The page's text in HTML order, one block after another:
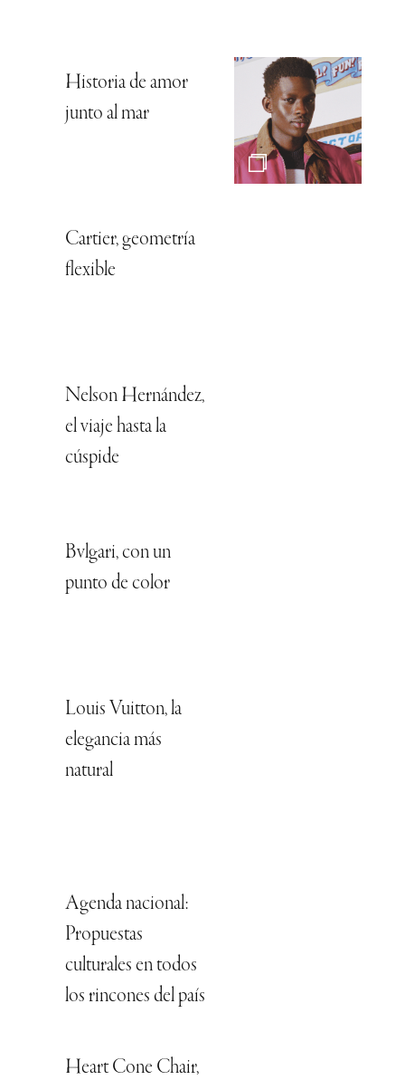
Historia de amor
junto al mar
Cartier, geometría
flexible
Nelson Hernández,
el viaje hasta la
cúspide
Bvlgari, con un
punto de color
Louis Vuitton, la
elegancia más
natural
Agenda nacional:
Propuestas
culturales en todos
los rincones del país
Heart Cone Chair,